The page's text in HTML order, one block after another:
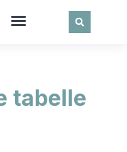
tabelle